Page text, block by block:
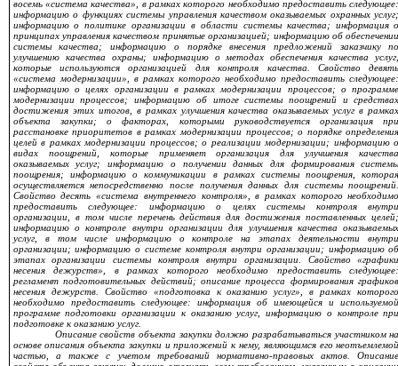
восемь «система качества», в рамках которого необходимо предоставить
информацию о функциях системы управления качеством оказываемых охранных
информацию о политике организации в области системы качества; информация
принципах управления качеством принятые организацией; информацию об
системы качества; информацию о порядке внесения предложений заказчику
улучшению качества охраны; информацию о методах обеспечения качества
которые используются организацией для контроля качества. Свойство
«система модернизации», в рамках которого необходимо предоставить
информацию о целях организации в рамках модернизации процессов; о
модернизации процессов; информацию об итоге системы поощрений и
достижения этих итогов, в рамках улучшения качества оказываемых услуг в
объекта закупки; о факторах, которыми руководствуется организация
расстановке приоритетов в рамках модернизации процессов; о порядке
целей в рамках модернизации процессов; о реализации модернизации; информацию
видах поощрений, которые применяет организация для улучшения
оказываемых услуг; информацию о получении данных для формирования
поощрения; информацию о коммуникации в рамках системы поощрения,
осуществляется непосредственно после получения данных для системы
Свойство десять «система внутреннего контроля», в рамках которого
предоставить следующее: информацию о целях системы контроля
организации, в том числе перечень действия для достижения поставленных
информацию о контроле внутри организации для улучшения качества
услуг, в том числе информацию о контроле на этапах деятельности
организации; информацию осистеме контроля внутри организации; информацию
этапах организации системы контроля внутри организации. Свойство
несения дежурств», в рамках которого необходимо предоставить
регламент подготовительных действий; описание процесса формирования
несения дежурств. Свойство «подготовка к оказанию услуг», в рамках
необходимо предоставить следующее: информация об имеющейся и
программе подготовки организации к оказанию услуг, информацию о контроле
подготовке к оказанию услуг.
Описание свойств объекта закупки должно разрабатываться участником
основе описания объекта закупки и приложений к нему, являющимся его
частью, а также с учетом требований нормативно-правовых актов.